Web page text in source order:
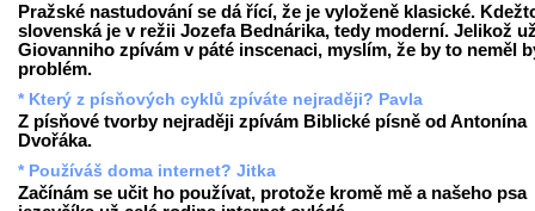
Pražské nastudování se dá řící, že je vyloženě klasické.
slovenská je v režii Jozefa Bednárika, tedy moderní. Jelikož
Giovanniho zpívám v páté inscenaci, myslím, že by to neměl
problém.
* Který z písňových cyklů zpíváte nejraději? Pavla
Z písňové tvorby nejraději zpívám Biblické písně od Antonína
Dvořáka.
* Používáš doma internet? Jitka
Začínám se učit ho používat, protože kromě mě a našeho psa